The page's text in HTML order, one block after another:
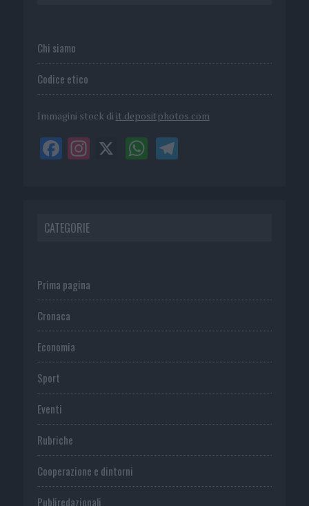
Chi siamo
Codice etico
Immagini stock di it.depositphotos.com
CATEGORIE
Prima pagina
Cronaca
Economia
Sport
Eventi
Rubriche
Cooperazione e dintorni
Publiredazionali